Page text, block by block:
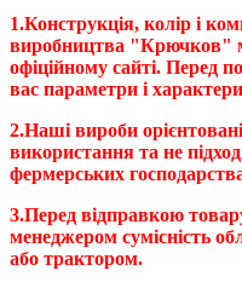
1.Конструкція, колір і
виробництва "Крючков"
офіційному сайті. Перед
вас параметри і
2.Наші вироби
використання та не
фермерських
3.Перед відправкою
менеджером сумісність
або трактором.